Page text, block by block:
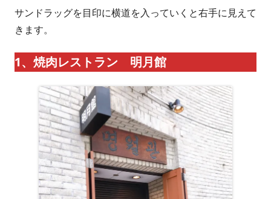
サンドラッグを目印に横道を入っていくと右手に見えて
きます。
1、焼肉レストラン 明月館